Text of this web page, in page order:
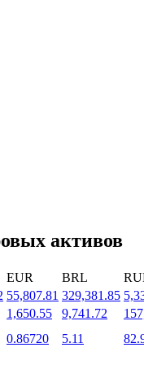
токенов
активов
EUR BRL
55,807.81 329,381.85
1,650.55 9,741.72
0.86720 5.11